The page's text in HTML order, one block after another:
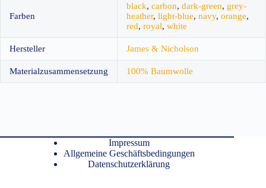
Farben
black, carbon, dark-green, grey-
heather, light-blue, navy, orange,
red, royal, white
Hersteller James & Nicholson
Materialzusammensetzung 100% Baumwolle
Impressum
Allgemeine Geschäftsbedingungen
Datenschutzerklärung